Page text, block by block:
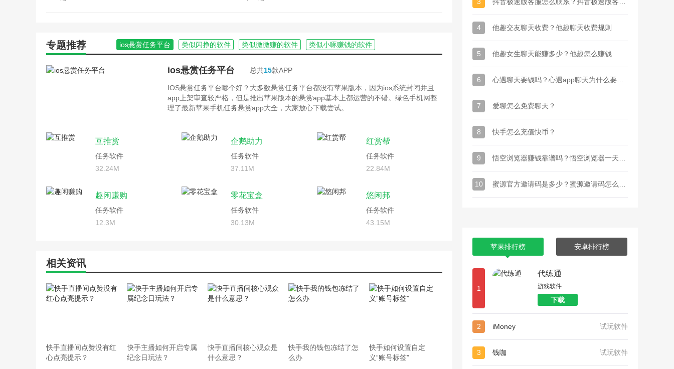
专题推荐 ios悬赏任务平台 类似闪挣的软件 类似微微赚的软件 类似小啄赚钱的软件
ios悬赏任务平台 总共15款APP
IOS悬赏任务平台哪个好？大多数悬赏任务平台都没有苹果版本，因为ios系统封闭并且
app上架审查较严格，但是推出苹果版本的悬赏app基本上都运营的不错。绿色手机网整
理了最新苹果手机任务悬赏app大全，大家放心下载尝试。
互推赏
任务软件
32.24M
企鹅助力
任务软件
37.11M
红赏帮
任务软件
22.84M
趣闲赚购
任务软件
12.3M
零花宝盒
任务软件
30.13M
悠闲邦
任务软件
43.15M
相关资讯
快手直播间点赞没有红
心点亮提示？
快手主播如何开启专属
纪念日玩法？
快手直播间核心观众是
什么意思？
快手我的钱包冻结了怎
么办
快手如何设置自定
义“账号标签”
4 他趣交友聊天收费？他趣聊天收费规则
5 他趣女生聊天能赚多少？他趣怎么赚钱
6
7 爱聊怎么免费聊天？
8 快手怎么充值快币？
9
10
苹果排行榜 安卓排行榜
1
代练通
游戏软件
下载
2 iMoney 试玩软件
3 钱咖 试玩软件